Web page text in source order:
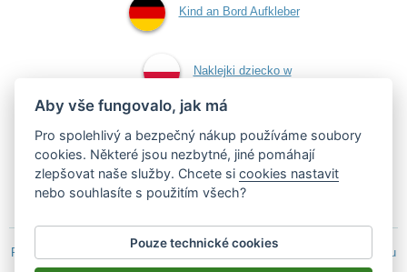
Kind an Bord Aufkleber
Naklejki dziecko w
aucie
Samolepky dítě v autě
Podle zákona o evidenci tržeb je prodávající povinen vystavit kupujícímu
Aby vše fungovalo, jak má
Pro spolehlivý a bezpečný nákup používáme soubory
cookies. Některé jsou nezbytné, jiné pomáhají
zlepšovat naše služby. Chcete sicookies nastavit
nebo souhlasíte s použitím všech?
Pouze technické cookies